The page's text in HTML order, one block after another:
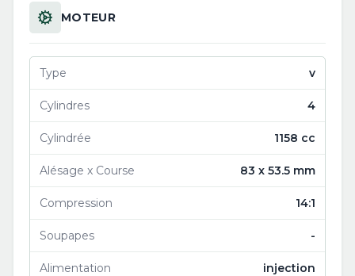
MOTEUR
Type v
Cylindres 4
Cylindrée 1158 cc
Alésage x Course 83 x 53.5 mm
Compression 14:1
Soupapes -
Alimentation injection